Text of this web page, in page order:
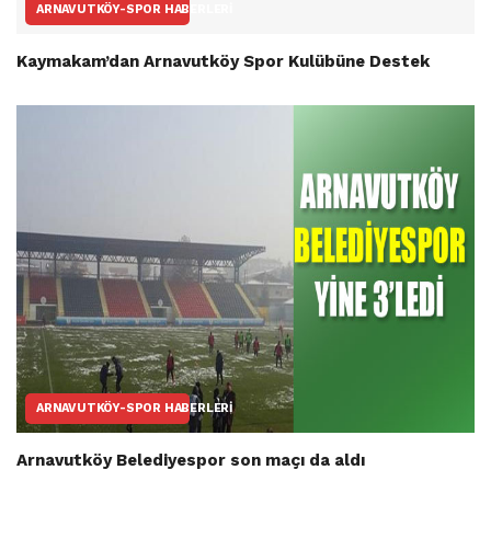
ARNAVUTKÖY-SPOR HABERLERI
Kaymakam’dan Arnavutköy Spor Kulübüne Destek
ARNAVUTKÖY-SPOR HABERLERI
Arnavutköy Belediyespor son maçı da aldı